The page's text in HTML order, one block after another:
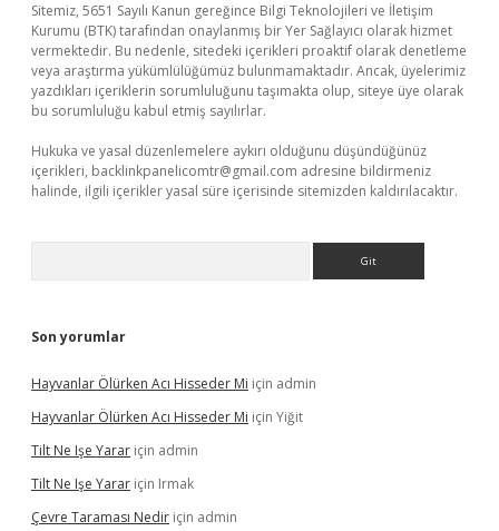
Sitemiz, 5651 Sayılı Kanun gereğince Bilgi Teknolojileri ve İletişim
Kurumu (BTK) tarafından onaylanmış bir Yer Sağlayıcı olarak hizmet
vermektedir. Bu nedenle, sitedeki içerikleri proaktif olarak denetleme
veya araştırma yükümlülüğümüz bulunmamaktadır. Ancak, üyelerimiz
yazdıkları içeriklerin sorumluluğunu taşımakta olup, siteye üye olarak
bu sorumluluğu kabul etmiş sayılırlar.
Hukuka ve yasal düzenlemelere aykırı olduğunu düşündüğünüz
içerikleri, backlinkpanelicomtr@gmail.com adresine bildirmeniz
halinde, ilgili içerikler yasal süre içerisinde sitemizden kaldırılacaktır.
Son yorumlar
Hayvanlar Ölürken Acı Hisseder Mi için admin
Hayvanlar Ölürken Acı Hisseder Mi için Yiğit
Tilt Ne Işe Yarar için admin
Tilt Ne Işe Yarar için Irmak
Çevre Taraması Nedir için admin